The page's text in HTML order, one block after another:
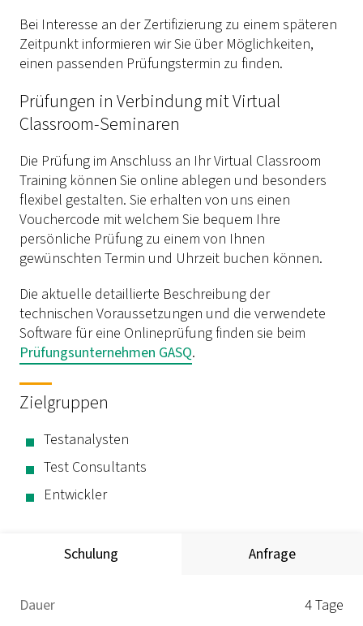
Schulung Anfrage
Dauer
4 Tage
Bei Interesse an der Zertifizierung zu einem späteren
Zeitpunkt informieren wir Sie über Möglichkeiten,
einen passenden Prüfungstermin zu finden.
Prüfungen in Verbindung mit Virtual
Classroom-Seminaren
Die Prüfung im Anschluss an Ihr Virtual Classroom
Training können Sie online ablegen und besonders
flexibel gestalten. Sie erhalten von uns einen
Vouchercode mit welchem Sie bequem Ihre
persönliche Prüfung zu einem von Ihnen
gewünschten Termin und Uhrzeit buchen können.
Die aktuelle detaillierte Beschreibung der
technischen Voraussetzungen und die verwendete
Software für eine Onlineprüfung finden sie beim
Prüfungsunternehmen GASQ.
Zielgruppen
Testanalysten
Test Consultants
Entwickler